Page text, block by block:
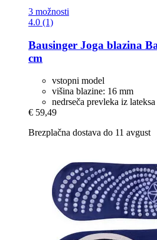
3 možnosti
4.0 (1)
Bausinger Joga blazina
cm
vstopni model
višina blazine: 16 mm
nedrseča prevleka iz lateksa
€ 59,49
Brezplačna dostava do 11 avgust